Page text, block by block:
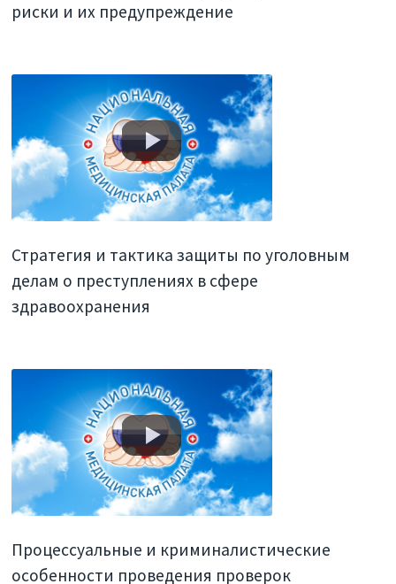
риски и их предупреждение
Стратегия и тактика защиты по уголовным
делам о преступлениях в сфере
здравоохранения
Процессуальные и криминалистические
особенности проведения проверок